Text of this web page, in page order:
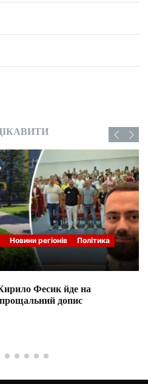
Новини регіонів
Політика
Фесик йде на
допис